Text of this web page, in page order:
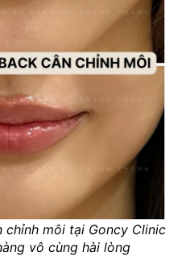
chỉnh môi tại Goncy Clinic
vô cùng hài lòng